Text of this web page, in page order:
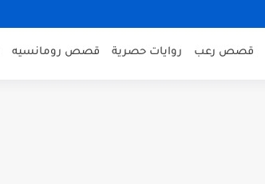
قصص رعب روايات حصرية قصص رومانسيه